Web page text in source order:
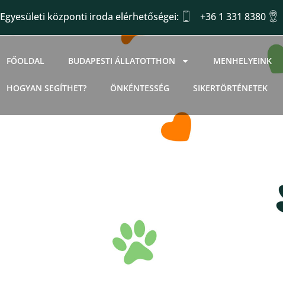
Egyesületi központi iroda elérhetőségei: +36 1 331 8380
FŐOLDAL BUDAPESTI ÁLLATOTTHON MENHELYEINK
HOGYAN SEGÍTHET? ÖNKÉNTESSÉG SIKERTÖRTÉNETEK